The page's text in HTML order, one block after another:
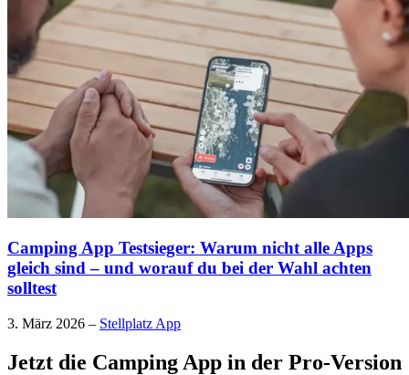
Camping App Testsieger: Warum nicht alle Apps
gleich sind – und worauf du bei der Wahl achten
solltest
3. März 2026 – Stellplatz App
Jetzt die Camping App in der Pro-Version